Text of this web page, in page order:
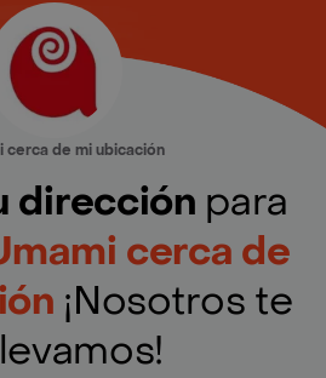
cerca de mi ubicación
dirección para
cerca de
¡Nosotros te